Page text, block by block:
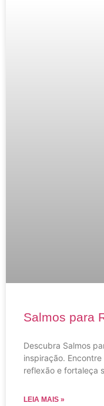
Salmos para
Descubra Salmos
inspiração.
reflexão e fortaleça
LEIA MAIS »